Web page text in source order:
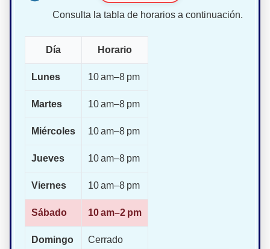
Consulta la tabla de horarios a continuación.
Día Horario
Lunes 10 am–8 pm
Martes 10 am–8 pm
Miércoles 10 am–8 pm
Jueves 10 am–8 pm
Viernes 10 am–8 pm
Sábado 10 am–2 pm
Domingo Cerrado